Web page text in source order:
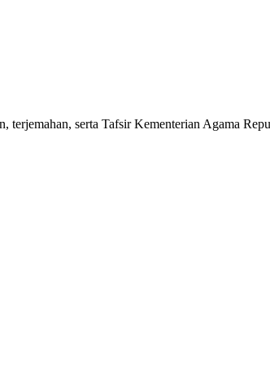
serta Tafsir Kementerian Agama